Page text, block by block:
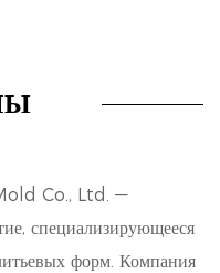
Co., Ltd. —
специализирующееся
форм. Компания